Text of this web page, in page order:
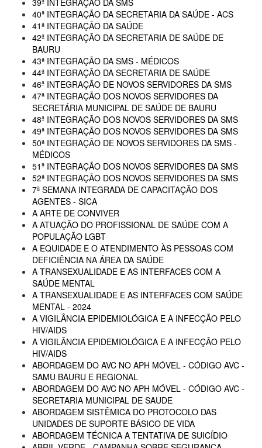
39ª INTEGRAÇÃO DA SMS
40ª INTEGRAÇÃO DA SECRETARIA DA SAÚDE - ACS
41ª INTEGRAÇÃO DA SAÚDE
42ª INTEGRAÇÃO DA SECRETARIA DE SAÚDE DE
BAURU
43ª INTEGRAÇÃO DA SMS - MÉDICOS
44ª INTEGRAÇÃO DA SECRETARIA DE SAÚDE
46ª INTEGRAÇÃO DE NOVOS SERVIDORES DA SMS
47ª INTEGRAÇÃO DOS NOVOS SERVIDORES DA
SECRETÁRIA MUNICIPAL DE SAÚDE DE BAURU
48ª INTEGRAÇÃO DOS NOVOS SERVIDORES DA SMS
49ª INTEGRAÇÃO DOS NOVOS SERVIDORES DA SMS
50ª INTEGRAÇÃO DE NOVOS SERVIDORES DA SMS -
MÉDICOS
51ª INTEGRAÇÃO DOS NOVOS SERVIDORES DA SMS
52ª INTEGRAÇÃO DOS NOVOS SERVIDORES DA SMS
7ª SEMANA INTEGRADA DE CAPACITAÇÃO DOS
AGENTES - SICA
A ARTE DE CONVIVER
A ATUAÇÃO DO PROFISSIONAL DE SAÚDE COM A
POPULAÇÃO LGBT
A EQUIDADE E O ATENDIMENTO ÀS PESSOAS COM
DEFICIÊNCIA NA ÁREA DA SAÚDE
A TRANSEXUALIDADE E AS INTERFACES COM A
SAÚDE MENTAL
A TRANSEXUALIDADE E AS INTERFACES COM SAÚDE
MENTAL - 2024
A VIGILÂNCIA EPIDEMIOLÓGICA E A INFECÇÃO PELO
HIV/AIDS
A VIGILÂNCIA EPIDEMIOLÓGICA E A INFECÇÃO PELO
HIV/AIDS
ABORDAGEM DO AVC NO APH MÓVEL - CÓDIGO AVC -
SAMU BAURU E REGIONAL
ABORDAGEM DO AVC NO APH MÓVEL - CÓDIGO AVC -
SECRETARIA MUNICIPAL DE SAUDE
ABORDAGEM SISTÊMICA DO PROTOCOLO DAS
UNIDADES DE SUPORTE BÁSICO DE VIDA
ABORDAGEM TÉCNICA A TENTATIVA DE SUICÍDIO